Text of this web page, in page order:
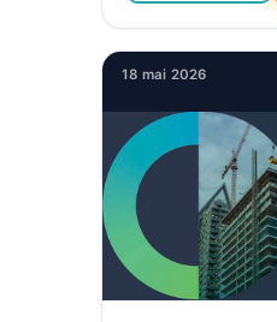
18 mai 2026